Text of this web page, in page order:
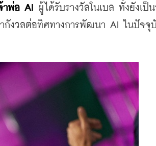
าพ่อ AI
ผู้ได้รับรางวัลโนเบล ทั้งยังเป็
กังวลต่อทิศทางการพัฒนา AI ในปัจจุ